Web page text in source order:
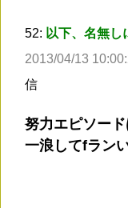
52: 以下、名無
2013/04/13
信
努力エピソー
一浪してfラン